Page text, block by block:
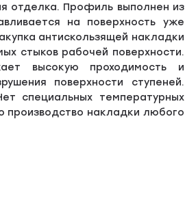
отделка. Профиль выполнен из
на поверхность уже
антискользящей накладки
стыков рабочей поверхности.
высокую проходимость и
поверхности ступеней.
специальных температурных
производство накладки любого